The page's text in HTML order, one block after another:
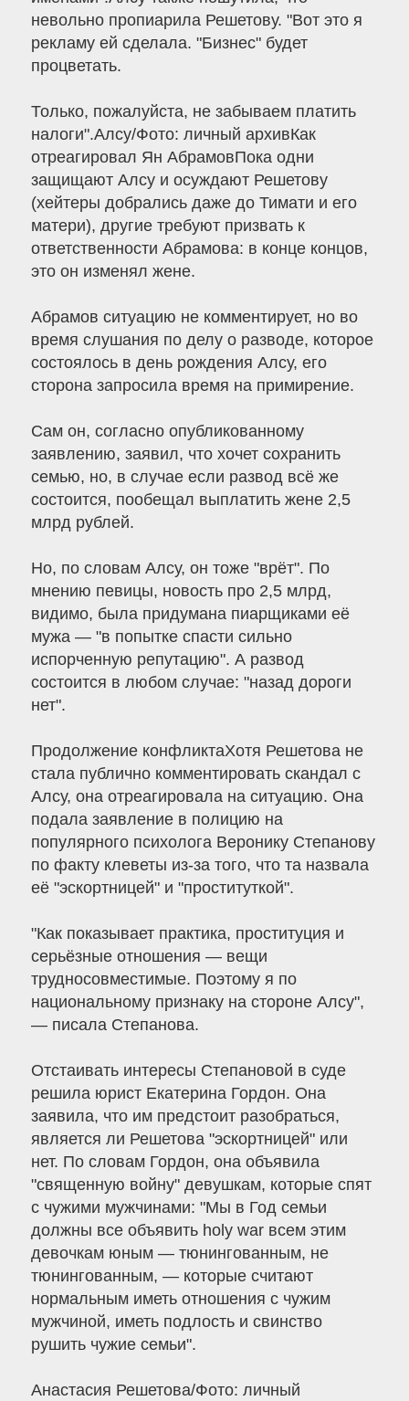
невольно пропиарила Решетову. "Вот это я
рекламу ей сделала. "Бизнес" будет
процветать.
Только, пожалуйста, не забываем платить
налоги".Алсу/Фото: личный архивКак
отреагировал Ян АбрамовПока одни
защищают Алсу и осуждают Решетову
(хейтеры добрались даже до Тимати и его
матери), другие требуют призвать к
ответственности Абрамова: в конце концов,
это он изменял жене.
Абрамов ситуацию не комментирует, но во
время слушания по делу о разводе, которое
состоялось в день рождения Алсу, его
сторона запросила время на примирение.
Сам он, согласно опубликованному
заявлению, заявил, что хочет сохранить
семью, но, в случае если развод всё же
состоится, пообещал выплатить жене 2,5
млрд рублей.
Но, по словам Алсу, он тоже "врёт". По
мнению певицы, новость про 2,5 млрд,
видимо, была придумана пиарщиками её
мужа — "в попытке спасти сильно
испорченную репутацию". А развод
состоится в любом случае: "назад дороги
нет".
Продолжение конфликтаХотя Решетова не
стала публично комментировать скандал с
Алсу, она отреагировала на ситуацию. Она
подала заявление в полицию на
популярного психолога Веронику Степанову
по факту клеветы из-за того, что та назвала
её "эскортницей" и "проституткой".
"Как показывает практика, проституция и
серьёзные отношения — вещи
трудносовместимые. Поэтому я по
национальному признаку на стороне Алсу",
— писала Степанова.
Отстаивать интересы Степановой в суде
решила юрист Екатерина Гордон. Она
заявила, что им предстоит разобраться,
является ли Решетова "эскортницей" или
нет. По словам Гордон, она объявила
"священную войну" девушкам, которые спят
с чужими мужчинами: "Мы в Год семьи
должны все объявить holy war всем этим
девочкам юным — тюнингованным, не
тюнингованным, — которые считают
нормальным иметь отношения с чужим
мужчиной, иметь подлость и свинство
рушить чужие семьи".
Анастасия Решетова/Фото: личный